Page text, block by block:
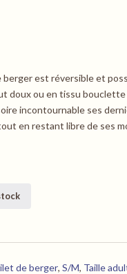
berger est réversible et
doux ou en tissu
incontournable ses
en restant libre de ses
de berger,S/M, Taille